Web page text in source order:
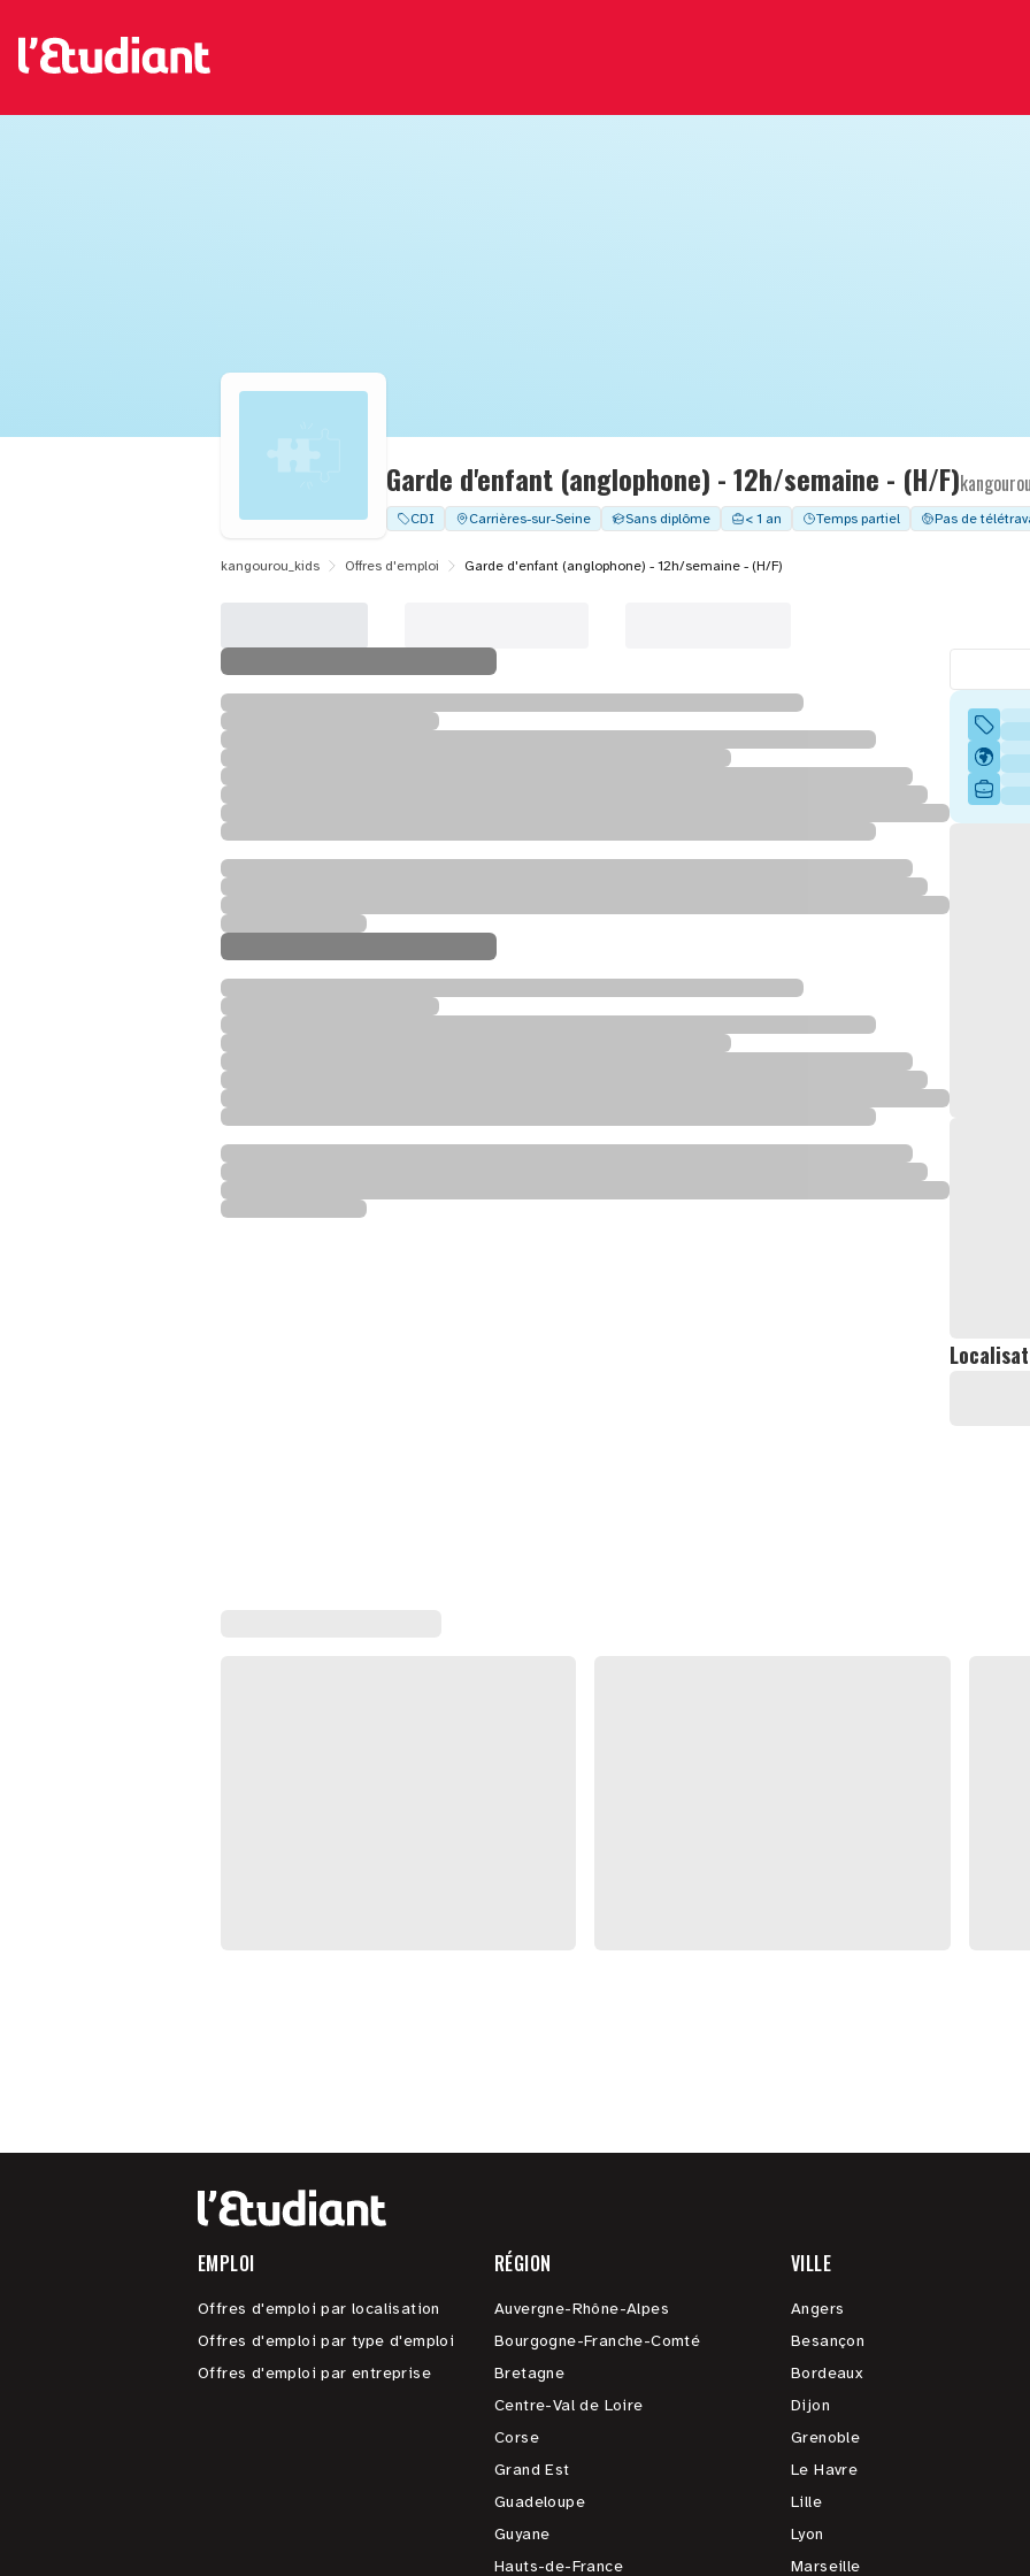
Garde d'enfant (anglophone) - 12h/semaine - (H/F)
CDI Carrières-sur-Seine Sans diplôme < 1 an Temps partiel Pas de
kangourou_kids Offres d'emploi Garde d'enfant (anglophone) - 12h/semaine - (H/F)
EMPLOI
Offres d'emploi par localisation
Offres d'emploi par type d'emploi
Offres d'emploi par entreprise
RÉGION
Auvergne-Rhône-Alpes
Bourgogne-Franche-Comté
Bretagne
Centre-Val de Loire
Corse
Grand Est
Guadeloupe
Guyane
Hauts-de-France
VILLE
Angers
Besançon
Bordeaux
Dijon
Grenoble
Le Havre
Lille
Lyon
Marseille